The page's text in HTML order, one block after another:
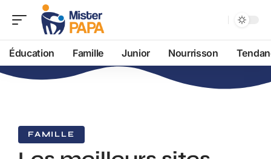
Éducation Famille Junior Nourrisson
FAMILLE